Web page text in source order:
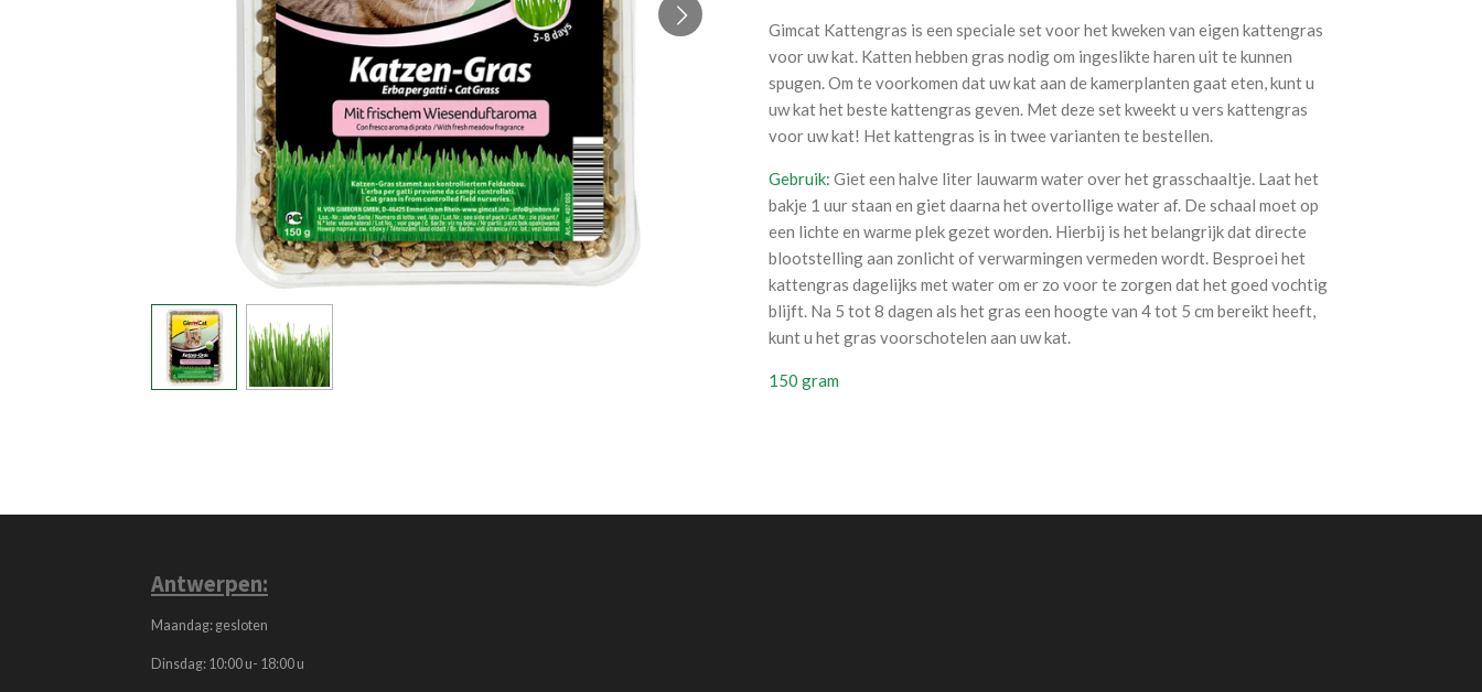
Gimcat Kattengras is een speciale set voor het kweken van eigen kattengras
voor uw kat. Katten hebben gras nodig om ingeslikte haren uit te kunnen
spugen. Om te voorkomen dat uw kat aan de kamerplanten gaat eten, kunt u
uw kat het beste kattengras geven. Met deze set kweekt u vers kattengras
voor uw kat! Het kattengras is in twee varianten te bestellen.
Gebruik: Giet een halve liter lauwarm water over het grasschaaltje. Laat het
bakje 1 uur staan en giet daarna het overtollige water af. De schaal moet op
een lichte en warme plek gezet worden. Hierbij is het belangrijk dat directe
blootstelling aan zonlicht of verwarmingen vermeden wordt. Besproei het
kattengras dagelijks met water om er zo voor te zorgen dat het goed vochtig
blijft. Na 5 tot 8 dagen als het gras een hoogte van 4 tot 5 cm bereikt heeft,
kunt u het gras voorschotelen aan uw kat.
150 gram
Antwerpen:
Maandag: gesloten
Dinsdag: 10:00 u- 18:00 u